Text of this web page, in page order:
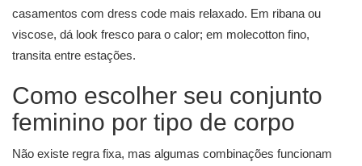
casamentos com dress code mais relaxado. Em ribana ou
viscose, dá look fresco para o calor; em molecotton fino,
transita entre estações.
Como escolher seu conjunto
feminino por tipo de corpo
Não existe regra fixa, mas algumas combinações funcionam